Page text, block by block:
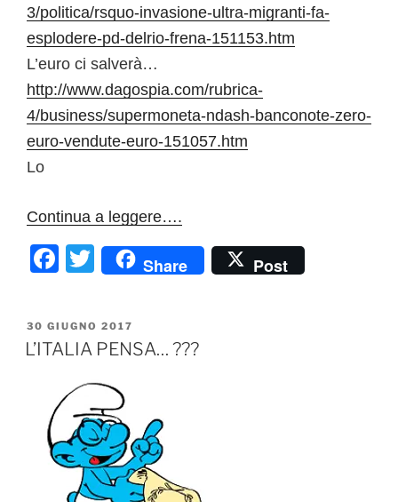
3/politica/rsquo-invasione-ultra-migranti-fa-
esplodere-pd-delrio-frena-151153.htm
L’euro ci salverà…
http://www.dagospia.com/rubrica-
4/business/supermoneta-ndash-banconote-zero-
euro-vendute-euro-151057.htm
Lo
Continua a leggere….
F
c
e
o
o
k
T
w
itt
er
Share Post
PUBBLICATO
IL
30 GIUGNO 2017
L’ITALIA PENSA… ???